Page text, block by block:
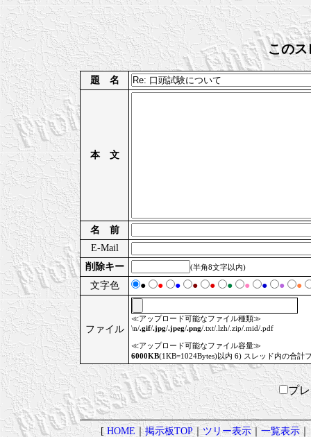
この
題 名
本 文
名 前
E-Mail
削除キー
(半角8文字以内)
文字色 ● ● ● ● ● ● ● ● ● ●
ファイル
≪アップロード可能なファイル種類≫
\n/.gif/.jpg/.jpeg/.png/.txt/.lzh/.zip/.mid/.pdf
≪アップロード可能なファイル容量≫
6000KB(1KB=1024Bytes)以内 6) スレッド内の合計
プ
[HOME｜掲示板TOP｜ツリー表示｜一覧表示｜